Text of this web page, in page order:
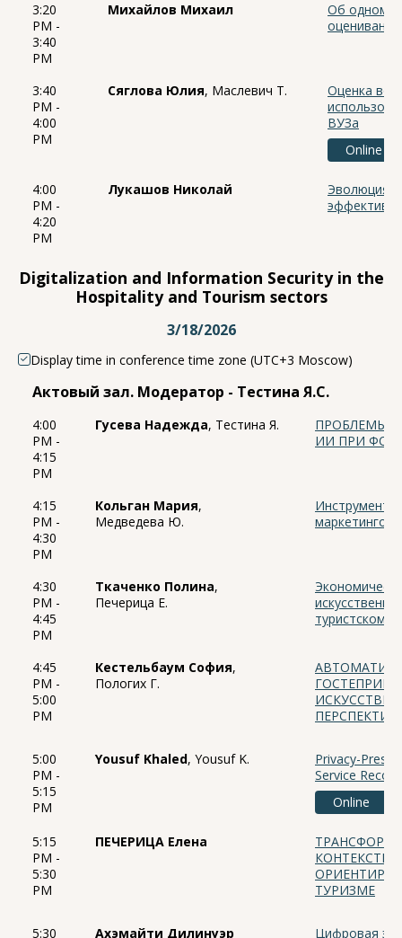
3:20
PM -
3:40
PM
Михайлов Михаил
Об одном
3:40
PM -
4:00
PM
Сяглова Юлия, Маслевич Т.
Оценка
ВУЗа
Online
4:00
PM -
4:20
PM
Лукашов Николай
Эволюция
Digitalization and Information Security in the
Hospitality and Tourism sectors
3/18/2026
Display time in conference time zone (UTC+3 Moscow)
Актовый зал. Модератор - Тестина Я.С.
4:00
PM -
4:15
PM
Гусева Надежда, Тестина Я.
ПРОБЛЕМЫ
ИИ ПРИ
4:15
PM -
4:30
PM
Кольган Мария,
Медведева Ю.
4:30
PM -
4:45
PM
Ткаченко Полина,
Печерица Е.
туристском
4:45
PM -
5:00
PM
Кестельбаум София,
Пологих Г.
5:00
PM -
5:15
PM
Yousuf Khaled, Yousuf K.
Privacy-
Service
Online
5:15
PM -
5:30
PM
ПЕЧЕРИЦА Елена
КОНТЕКСТЕ
ТУРИЗМЕ
5:30 Ахэмайти Дилинуэр Цифровая